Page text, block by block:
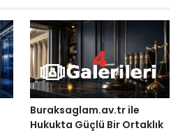
Buraksaglam.av.tr ile
Hukukta Güçlü Bir Ortaklık